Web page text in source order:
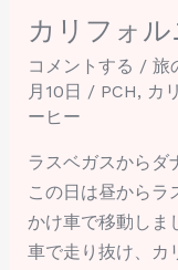
カリフォ
コメントする / 旅
月10日 / PCH, カ
ーヒー
ラスベガスからダ
この日は昼からラ
かけ車で移動しま
車で走り抜け、カ
リ
ッ
プ